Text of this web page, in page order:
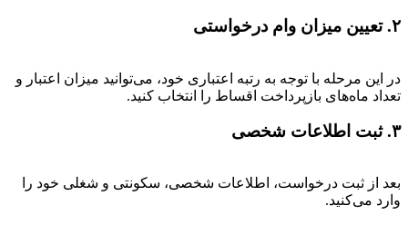
۲. تعیین میزان وام درخواستی
در این مرحله با توجه به رتبه اعتباری خود، می‌توانید میزان اعتبار و
تعداد ماه‌های بازپرداخت اقساط را انتخاب کنید.
۳. ثبت اطلاعات شخصی
بعد از ثبت درخواست، اطلاعات شخصی، سکونتی و شغلی خود را
وارد می‌کنید.